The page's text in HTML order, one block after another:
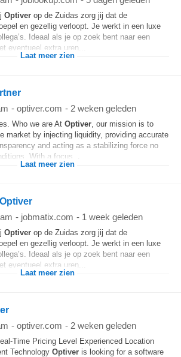
Optiver op de Zuidas zorg jij dat de
en gezellig verloopt. Je werkt in een luxe
Ideaal als je op zoek bent naar een
eventueel extra uren...
Laat meer zien
- optiver.com - 2 weken geleden
Who we are At Optiver, our mission is to
market by injecting liquidity, providing accurate
and acting as a stabilizing force no
With a focus...
Laat meer zien
- jobmatix.com - 1 week geleden
Optiver op de Zuidas zorg jij dat de
en gezellig verloopt. Je werkt in een luxe
Ideaal als je op zoek bent naar een
eventueel extra uren...
Laat meer zien
- optiver.com - 2 weken geleden
Time Pricing Level Experienced Location
Technology Optiver is looking for a software